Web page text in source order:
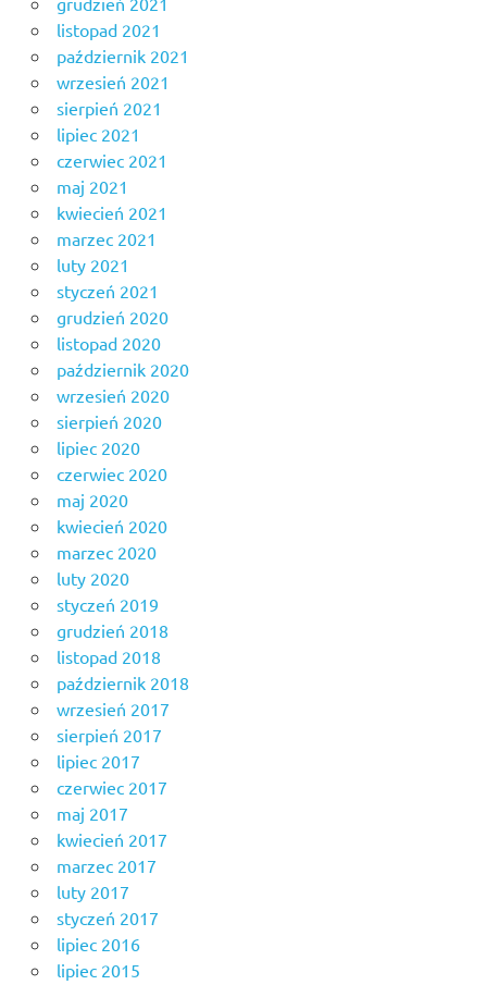
listopad 2021
październik 2021
wrzesień 2021
sierpień 2021
lipiec 2021
czerwiec 2021
maj 2021
kwiecień 2021
marzec 2021
luty 2021
styczeń 2021
grudzień 2020
listopad 2020
październik 2020
wrzesień 2020
sierpień 2020
lipiec 2020
czerwiec 2020
maj 2020
kwiecień 2020
marzec 2020
luty 2020
styczeń 2019
grudzień 2018
listopad 2018
październik 2018
wrzesień 2017
sierpień 2017
lipiec 2017
czerwiec 2017
maj 2017
kwiecień 2017
marzec 2017
luty 2017
styczeń 2017
lipiec 2016
lipiec 2015